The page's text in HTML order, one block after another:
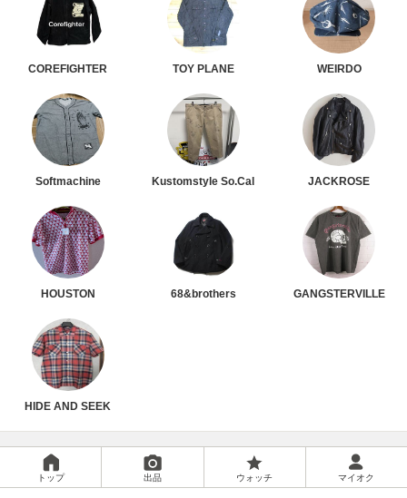
COREFIGHTER TOY PLANE WEIRDO
Softmachine Kustomstyle So.Cal JACKROSE
HOUSTON 68&brothers GANGSTERVILLE
HIDE AND SEEK
トップ 出品 ウォッチ マイオク